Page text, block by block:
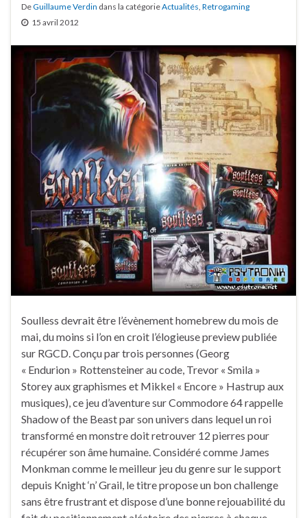
DeGuillaume Verdin dans la catégorieActualités Retrogaming
15 avril 2012
Soulless devrait être l’évènement homebrew du mois de
mai, du moins si l’on en croit l’élogieuse preview publiée
sur RGCD. Conçu par trois personnes (Georg
« Endurion » Rottensteiner au code, Trevor « Smila »
Storey aux graphismes et Mikkel « Encore » Hastrup aux
musiques), ce jeu d’aventure sur Commodore 64 rappelle
Shadow of the Beast par son univers dans lequel un roi
transformé en monstre doit retrouver 12 pierres pour
récupérer son âme humaine. Considéré comme James
Monkman comme le meilleur jeu du genre sur le support
depuis Knight ‘n’ Grail, le titre propose un bon challenge
sans être frustrant et dispose d’une bonne rejouabilité du